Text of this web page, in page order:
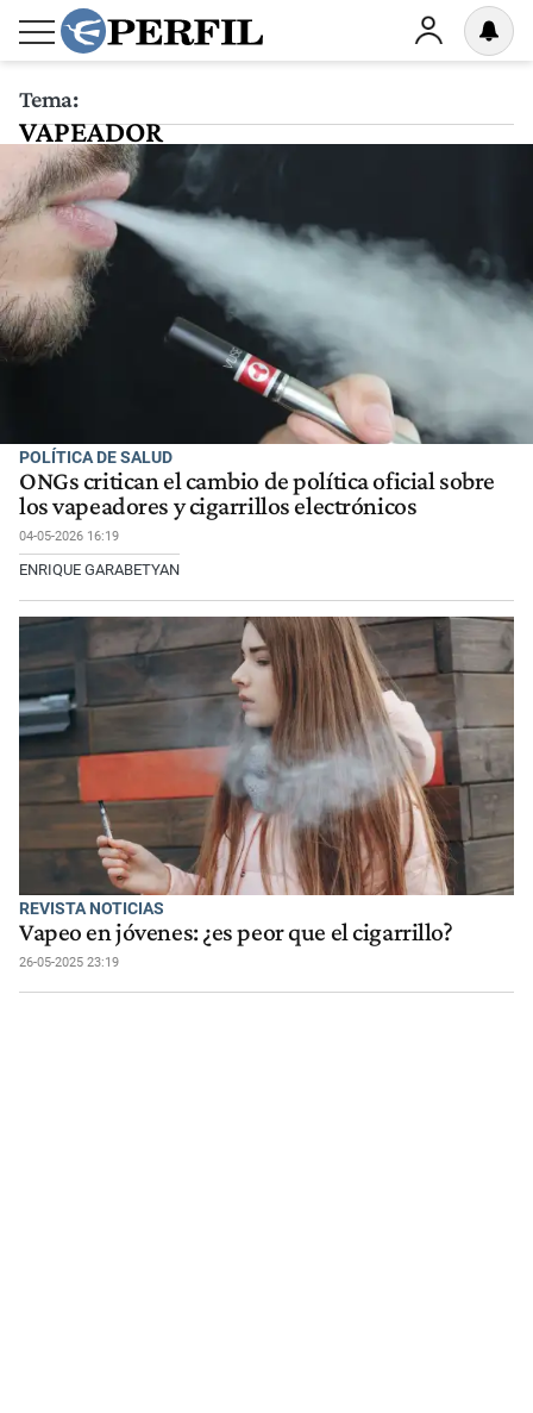
Tema:
VAPEADOR
POLÍTICA DE SALUD
ONGs critican el cambio de política oficial sobre
los vapeadores y cigarrillos electrónicos
04-05-2026 16:19
ENRIQUE GARABETYAN
REVISTA NOTICIAS
Vapeo en jóvenes: ¿es peor que el cigarrillo?
26-05-2025 23:19